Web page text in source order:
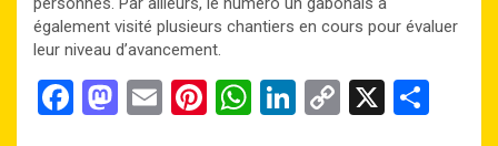
également visité plusieurs chantiers en cours pour évaluer
leur niveau d’avancement.
F
M
E
Pi
W
Li
C
X